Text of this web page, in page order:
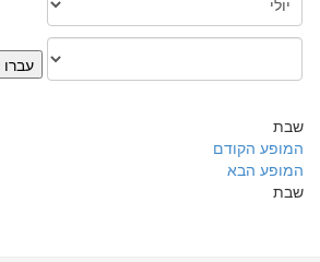
שבת
המופע הקודם
המופע הבא
שבת